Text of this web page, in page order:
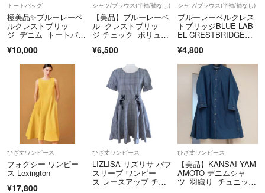
トートバッグ
極美品✨ブルーレーベ
ルクレストブリッ
ジ デニム トートバッ
¥10,000
シャツ/ブラウス(半袖/袖なし)
【美品】ブルーレーベ
ル クレストブリッ
ジ チェック ボリュー
ス ブルー パフスリー
ブ チェック
¥6,500
シャツ/ブラウス(半袖/袖なし)
ブルーレーベルクレス
トブリッジBLUE LAB
EL CRESTBRIDGEボ
ス 三陽商会 ピン
ク チェック
¥4,800
ひざ丈ワンピース
フォクシー ワンピー
ス Lexington
¥17,800
ひざ丈ワンピース
LIZLISA リズリサ パフ
スリーブ ワンピー
ス レースアップ チェ
ひざ丈ワンピース
【美品】KANSAI YAM
AMOTO デニムシャ
ツ 羽織り チュニック